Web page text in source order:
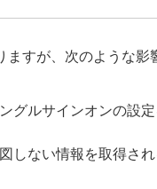
すが、次のような影
グルサインオンの設
しない情報を取得され